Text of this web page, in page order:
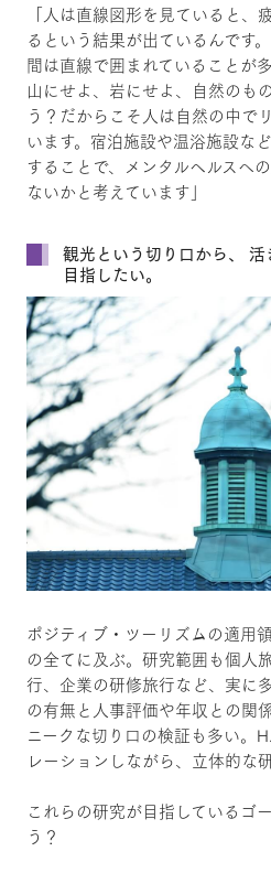
「人は直線図形を見ていると
るという結果が出ているんです
間は直線で囲まれていることが
山にせよ、岩にせよ、自然のも
う？だからこそ人は自然の中で
います。宿泊施設や温浴施設な
することで、メンタルヘルスへ
ないかと考えています」
観光という切り口から、
目指したい。
ポジティブ・ツーリズムの適用
の全てに及ぶ。研究範囲も個人
行、企業の研修旅行など、実に
の有無と人事評価や年収との関
ニークな切り口の検証も多い。
レーションしながら、立体的な
これらの研究が目指しているゴ
う？